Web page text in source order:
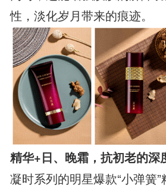
性，淡化岁月带来的痕迹。
精华+日、晚霜，抗初老的深
凝时系列的明星爆款“小弹簧